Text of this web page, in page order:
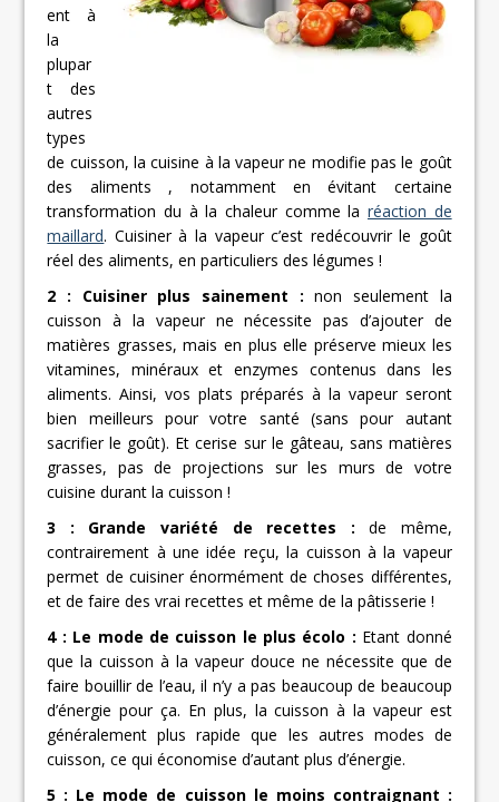
ent à
la
plupar
t des
autres
types
de cuisson, la cuisine à la vapeur ne modifie pas le goût
des aliments , notamment en évitant certaine
transformation du à la chaleur comme la réaction de
maillard. Cuisiner à la vapeur c’est redécouvrir le goût
réel des aliments, en particuliers des légumes !
2 : Cuisiner plus sainement : non seulement la
cuisson à la vapeur ne nécessite pas d’ajouter de
matières grasses, mais en plus elle préserve mieux les
vitamines, minéraux et enzymes contenus dans les
aliments. Ainsi, vos plats préparés à la vapeur seront
bien meilleurs pour votre santé (sans pour autant
sacrifier le goût). Et cerise sur le gâteau, sans matières
grasses, pas de projections sur les murs de votre
cuisine durant la cuisson !
3 : Grande variété de recettes : de même,
contrairement à une idée reçu, la cuisson à la vapeur
permet de cuisiner énormément de choses différentes,
et de faire des vrai recettes et même de la pâtisserie !
4 : Le mode de cuisson le plus écolo : Etant donné
que la cuisson à la vapeur douce ne nécessite que de
faire bouillir de l’eau, il n’y a pas beaucoup de beaucoup
d’énergie pour ça. En plus, la cuisson à la vapeur est
généralement plus rapide que les autres modes de
cuisson, ce qui économise d’autant plus d’énergie.
5 : Le mode de cuisson le moins contraignant :